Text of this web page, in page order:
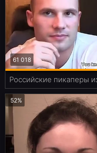
61 018
52%